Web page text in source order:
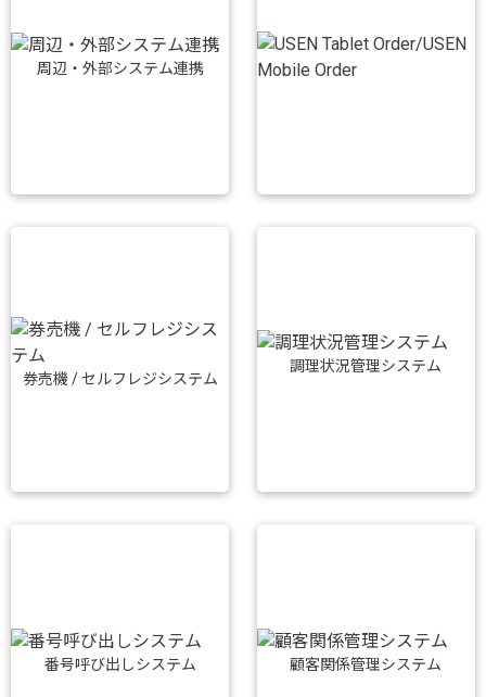
周辺・外部システム連携
券売機 / セルフレジシステム
調理状況管理システム
番号呼び出しシステム 顧客関係管理システム